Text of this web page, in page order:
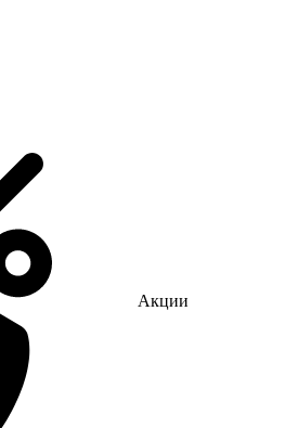
Акции